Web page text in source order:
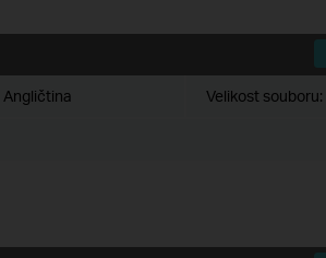
Angličtina Velikost souboru: